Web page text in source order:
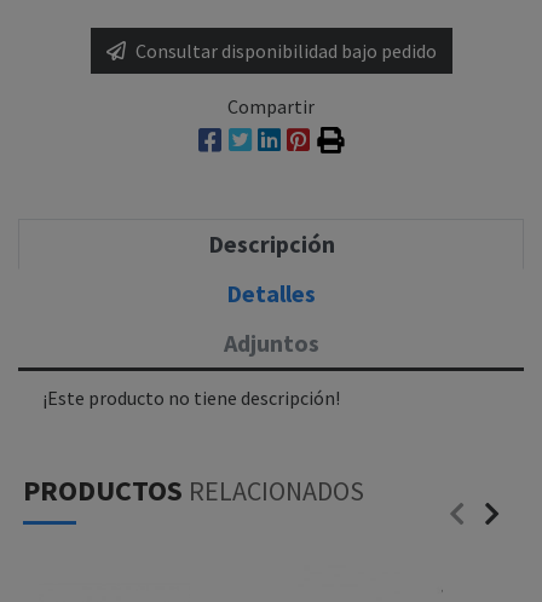
Consultar disponibilidad bajo pedido
Compartir
Descripción
Detalles
Adjuntos
¡Este producto no tiene descripción!
PRODUCTOS RELACIONADOS